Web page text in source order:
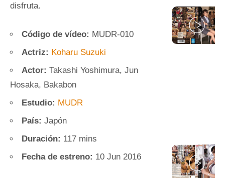
disfruta.
Código de vídeo: MUDR-010
Actriz: Koharu Suzuki
Actor:Takashi Yoshimura, Jun
Hosaka, Bakabon
Estudio: MUDR
País:Japón
Duración: 117 mins
Fecha de estreno: 10 Jun 2016